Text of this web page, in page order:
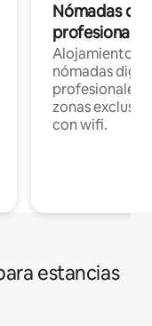
Nómadas
Alojamientos
nómadas
profesionales
zonas
con wifi.
estancias